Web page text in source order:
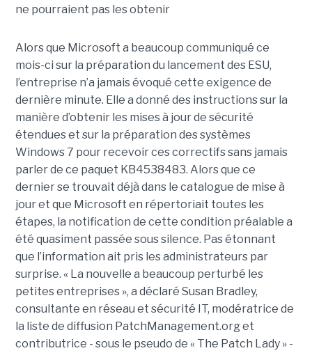
ne pourraient pas les obtenir
Alors que Microsoft a beaucoup communiqué ce
mois-ci sur la préparation du lancement des ESU,
l’entreprise n’a jamais évoqué cette exigence de
dernière minute. Elle a donné des instructions sur la
manière d’obtenir les mises à jour de sécurité
étendues et sur la préparation des systèmes
Windows 7 pour recevoir ces correctifs sans jamais
parler de ce paquet KB4538483. Alors que ce
dernier se trouvait déjà dans le catalogue de mise à
jour et que Microsoft en répertoriait toutes les
étapes, la notification de cette condition préalable a
été quasiment passée sous silence. Pas étonnant
que l’information ait pris les administrateurs par
surprise. « La nouvelle a beaucoup perturbé les
petites entreprises », a déclaré Susan Bradley,
consultante en réseau et sécurité IT, modératrice de
la liste de diffusion PatchManagement.org et
contributrice - sous le pseudo de « The Patch Lady » -